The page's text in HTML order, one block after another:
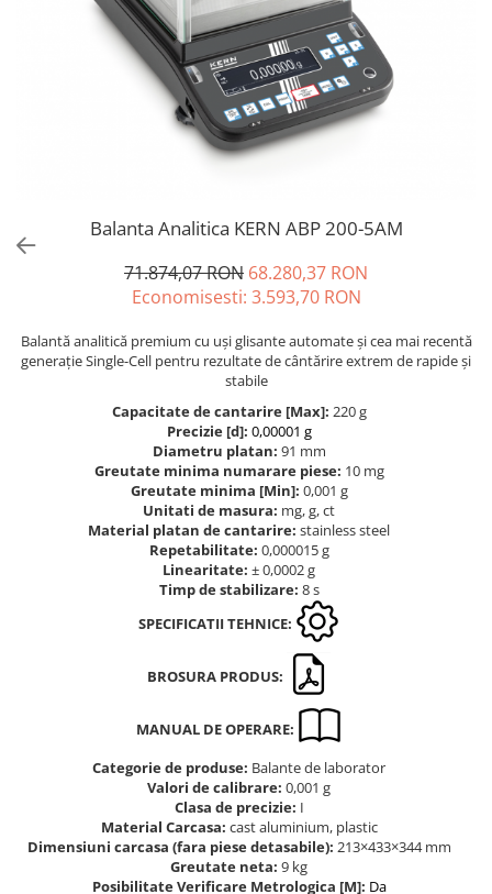
Cantare de banc
Cantare de numarare
Cantare de podea
Cantare drive-through
Cantare pentru paleti
Cantare medicale
Cantar cu balustrada
Cantare bebelusi
scaune cu rotile
Cantare de baie
Dinamometre de mana
Masurare dimensiuni corporale
Sisteme Industry 4.0
Sisteme de cantarire Industry 4.0
Manipulare greutati
Set verificare minimal
Cutii pentru clean room
Balanta Analitica KERN ABP 200-5AM
71.874,07 RON 68.280,37 RON
Economisesti: 3.593,70 RON
Balantă analitică premium cu uși glisante automate și cea mai recentă
generație Single-Cell pentru rezultate de cântărire extrem de rapide și
stabile
Capacitate de cantarire [Max]: 220 g
Precizie [d]: 0,00001 g
Diametru platan: 91 mm
Greutate minima numarare piese: 10 mg
Greutate minima [Min]: 0,001 g
Unitati de masura: mg, g, ct
Material platan de cantarire: stainless steel
Repetabilitate: 0,000015 g
Linearitate: ± 0,0002 g
Timp de stabilizare: 8 s
SPECIFICATII TEHNICE:
BROSURA PRODUS:
MANUAL DE OPERARE:
Categorie de produse: Balante de laborator
Valori de calibrare: 0,001 g
Clasa de precizie: I
Material Carcasa: cast aluminium, plastic
Dimensiuni carcasa (fara piese detasabile): 213×433×344 mm
Greutate neta: 9 kg
Posibilitate Verificare Metrologica [M]: Da